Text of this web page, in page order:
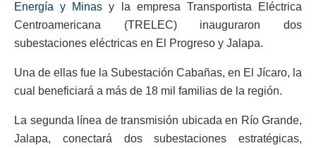
Energía y Minas y la empresa Transportista Eléctrica
Centroamericana (TRELEC) inauguraron dos
subestaciones eléctricas en El Progreso y Jalapa.
Una de ellas fue la Subestación Cabañas, en El Jícaro, la
cual beneficiará a más de 18 mil familias de la región.
La segunda línea de transmisión ubicada en Río Grande,
Jalapa, conectará dos subestaciones estratégicas,